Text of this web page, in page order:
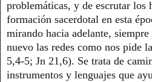
problemáticas, y de escrutar los
formación sacerdotal en esta
mirando hacia adelante, siempre
nuevo las redes como nos pide
5,4-5; Jn 21,6). Se trata de
instrumentos y lenguajes que